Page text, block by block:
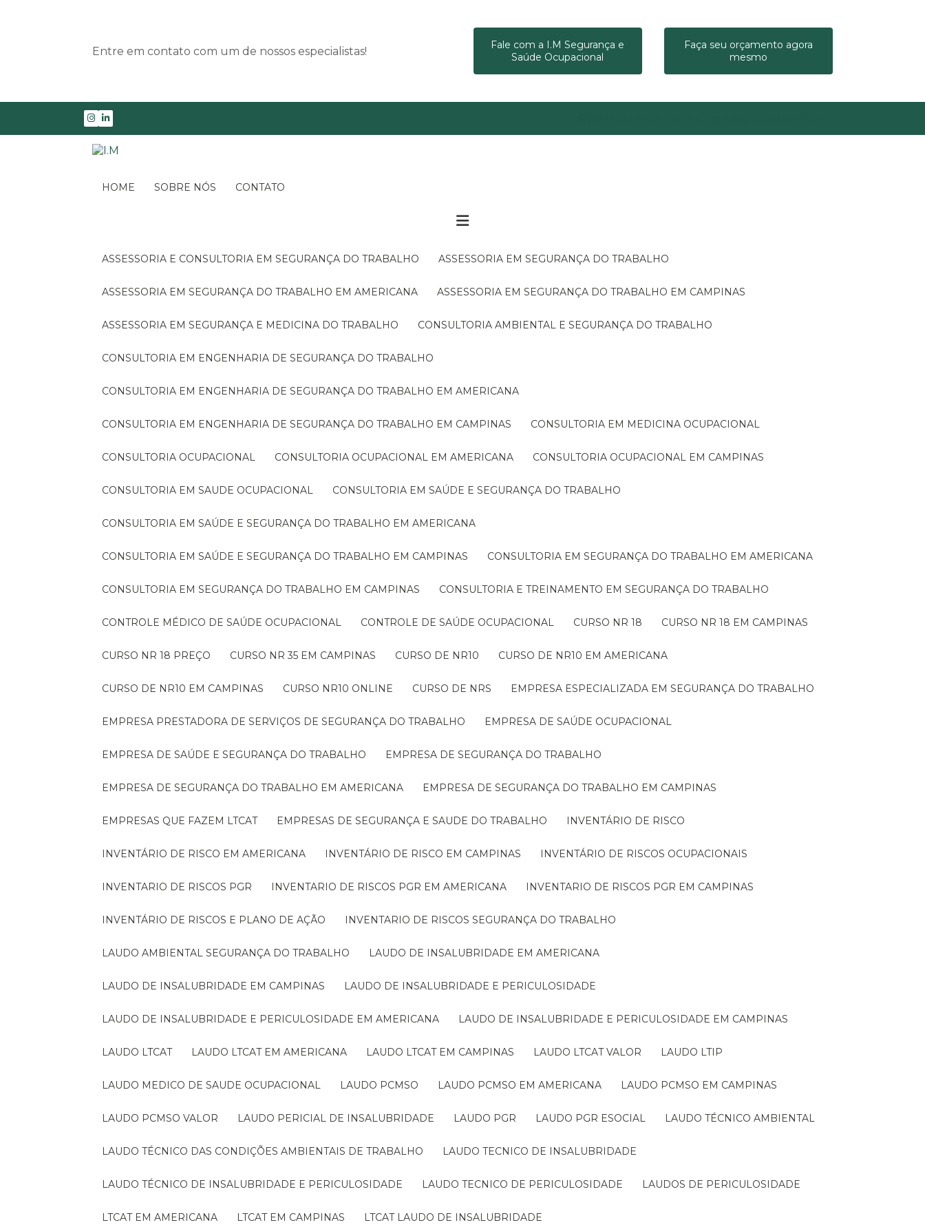
Entre em contato com um de nossos especialistas!
Fale com a I.M Segurança e
Saúde Ocupacional
Faça seu orçamento agora
mesmo
HOME SOBRE NÓS CONTATO
ASSESSORIA E CONSULTORIA EM SEGURANÇA DO TRABALHO ASSESSORIA EM SEGURANÇA DO TRABALHO
ASSESSORIA EM SEGURANÇA DO TRABALHO EM AMERICANA ASSESSORIA EM SEGURANÇA DO TRABALHO EM CAMPINAS
ASSESSORIA EM SEGURANÇA E MEDICINA DO TRABALHO CONSULTORIA AMBIENTAL E SEGURANÇA DO TRABALHO
CONSULTORIA EM ENGENHARIA DE SEGURANÇA DO TRABALHO
CONSULTORIA EM ENGENHARIA DE SEGURANÇA DO TRABALHO EM AMERICANA
CONSULTORIA EM ENGENHARIA DE SEGURANÇA DO TRABALHO EM CAMPINAS CONSULTORIA EM MEDICINA OCUPACIONAL
CONSULTORIA OCUPACIONAL CONSULTORIA OCUPACIONAL EM AMERICANA CONSULTORIA OCUPACIONAL EM CAMPINAS
CONSULTORIA EM SAUDE OCUPACIONAL CONSULTORIA EM SAÚDE E SEGURANÇA DO TRABALHO
CONSULTORIA EM SAÚDE E SEGURANÇA DO TRABALHO EM AMERICANA
CONSULTORIA EM SAÚDE E SEGURANÇA DO TRABALHO EM CAMPINAS CONSULTORIA EM SEGURANÇA DO TRABALHO EM AMERICANA
CONSULTORIA EM SEGURANÇA DO TRABALHO EM CAMPINAS CONSULTORIA E TREINAMENTO EM SEGURANÇA DO TRABALHO
CONTROLE MÉDICO DE SAÚDE OCUPACIONAL CONTROLE DE SAÚDE OCUPACIONAL CURSO NR 18 CURSO NR 18 EM CAMPINAS
CURSO NR 18 PREÇO CURSO NR 35 EM CAMPINAS CURSO DE NR10 CURSO DE NR10 EM AMERICANA
CURSO DE NR10 EM CAMPINAS CURSO NR10 ONLINE CURSO DE NRS EMPRESA ESPECIALIZADA EM SEGURANÇA DO TRABALHO
EMPRESA PRESTADORA DE SERVIÇOS DE SEGURANÇA DO TRABALHO EMPRESA DE SAÚDE OCUPACIONAL
EMPRESA DE SAÚDE E SEGURANÇA DO TRABALHO EMPRESA DE SEGURANÇA DO TRABALHO
EMPRESA DE SEGURANÇA DO TRABALHO EM AMERICANA EMPRESA DE SEGURANÇA DO TRABALHO EM CAMPINAS
EMPRESAS QUE FAZEM LTCAT EMPRESAS DE SEGURANÇA E SAUDE DO TRABALHO INVENTÁRIO DE RISCO
INVENTÁRIO DE RISCO EM AMERICANA INVENTÁRIO DE RISCO EM CAMPINAS INVENTÁRIO DE RISCOS OCUPACIONAIS
INVENTARIO DE RISCOS PGR INVENTARIO DE RISCOS PGR EM AMERICANA INVENTARIO DE RISCOS PGR EM CAMPINAS
INVENTÁRIO DE RISCOS E PLANO DE AÇÃO INVENTARIO DE RISCOS SEGURANÇA DO TRABALHO
LAUDO AMBIENTAL SEGURANÇA DO TRABALHO LAUDO DE INSALUBRIDADE EM AMERICANA
LAUDO DE INSALUBRIDADE EM CAMPINAS LAUDO DE INSALUBRIDADE E PERICULOSIDADE
LAUDO DE INSALUBRIDADE E PERICULOSIDADE EM AMERICANA LAUDO DE INSALUBRIDADE E PERICULOSIDADE EM CAMPINAS
LAUDO LTCAT LAUDO LTCAT EM AMERICANA LAUDO LTCAT EM CAMPINAS LAUDO LTCAT VALOR LAUDO LTIP
LAUDO MEDICO DE SAUDE OCUPACIONAL LAUDO PCMSO LAUDO PCMSO EM AMERICANA LAUDO PCMSO EM CAMPINAS
LAUDO PCMSO VALOR LAUDO PERICIAL DE INSALUBRIDADE LAUDO PGR LAUDO PGR ESOCIAL LAUDO TÉCNICO AMBIENTAL
LAUDO TÉCNICO DAS CONDIÇÕES AMBIENTAIS DE TRABALHO LAUDO TECNICO DE INSALUBRIDADE
LAUDO TÉCNICO DE INSALUBRIDADE E PERICULOSIDADE LAUDO TECNICO DE PERICULOSIDADE LAUDOS DE PERICULOSIDADE
LTCAT EM AMERICANA LTCAT EM CAMPINAS LTCAT LAUDO DE INSALUBRIDADE